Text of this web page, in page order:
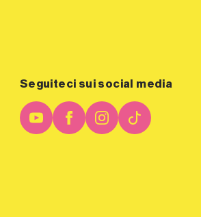
Seguiteci sui social media